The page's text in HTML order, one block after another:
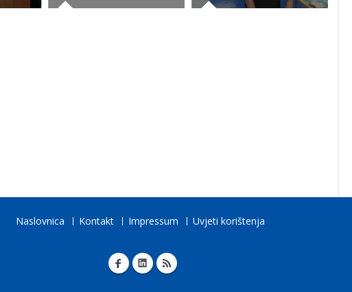
Naslovnica Kontakt Impressum Uvjeti korištenja